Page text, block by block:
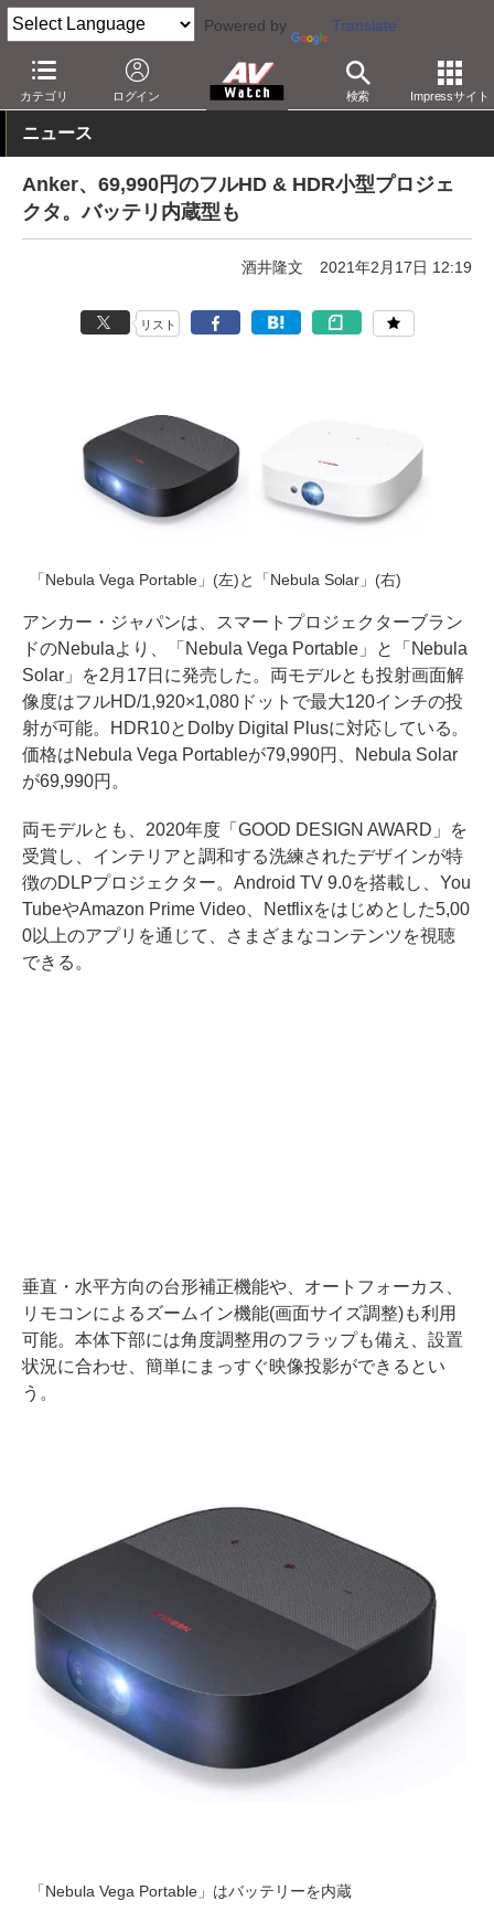
Powered by Translate
カテゴリ ログイン 検索 Impressサイト
AV Watch 製品 プロジェクタ
ニュース
Anker、69,990円のフルHD & HDR小型プロジェ
クタ。バッテリ内蔵型も
酒井隆文 2021年2月17日 12:19
リスト
「Nebula Vega Portable」(左)と「Nebula Solar」(右)
アンカー・ジャパンは、スマートプロジェクターブラン
ドのNebulaより、「Nebula Vega Portable」と「Nebula
Solar」を2月17日に発売した。両モデルとも投射画面解
像度はフルHD/1,920×1,080ドットで最大120インチの投
射が可能。HDR10とDolby Digital Plusに対応している。
価格はNebula Vega Portableが79,990円、Nebula Solar
が69,990円。
両モデルとも、2020年度「GOOD DESIGN AWARD」を
受賞し、インテリアと調和する洗練されたデザインが特
徴のDLPプロジェクター。Android TV 9.0を搭載し、You
TubeやAmazon Prime Video、Netflixをはじめとした5,00
0以上のアプリを通じて、さまざまなコンテンツを視聴
できる。
垂直・水平方向の台形補正機能や、オートフォーカス、
リモコンによるズームイン機能(画面サイズ調整)も利用
可能。本体下部には角度調整用のフラップも備え、設置
状況に合わせ、簡単にまっすぐ映像投影ができるとい
う。
「Nebula Vega Portable」はバッテリーを内蔵